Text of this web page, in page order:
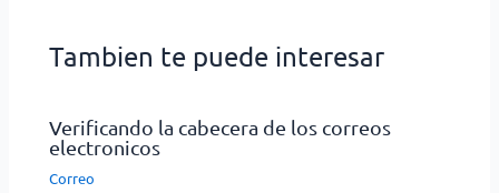
Tambien te puede interesar
Verificando la cabecera de los correos
electronicos
Correo